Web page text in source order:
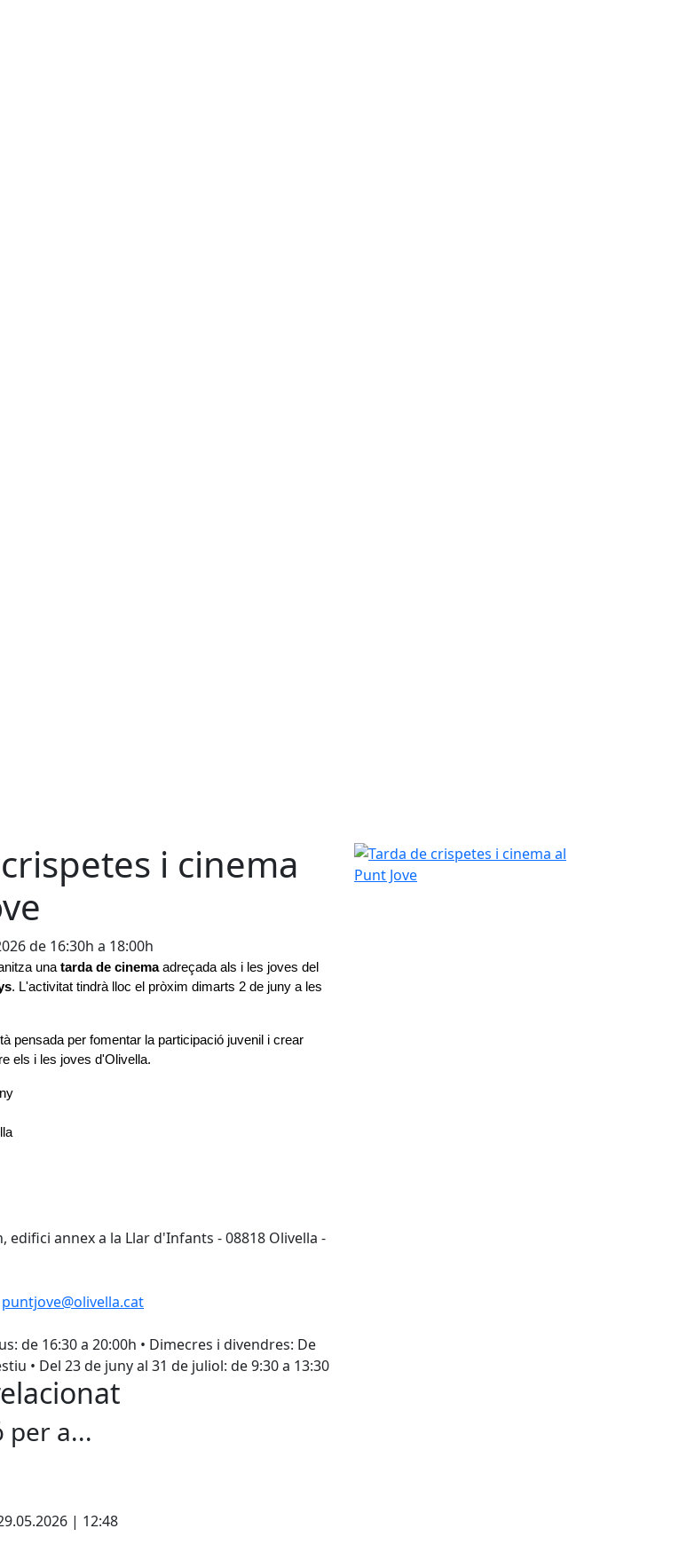
i cinema
de 16:30h a 18:00h
una tarda de cinema adreçada als i les joves del
. L'activitat tindrà lloc el pròxim dimarts 2 de juny a les
pensada per fomentar la participació juvenil i crear
els i les joves d'Olivella.
edifici annex a la Llar d'Infants - 08818 Olivella -
puntjove@olivella.cat
de 16:30 a 20:00h • Dimecres i divendres: De
• Del 23 de juny al 31 de juliol: de 9:30 a 13:30
per a...
| 12:48
Tarda de crispetes i cinema al Punt Jove